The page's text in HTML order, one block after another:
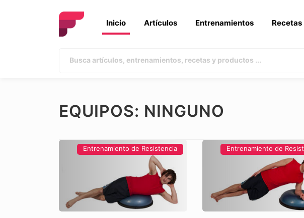
Inicio Artículos Entrenamientos Recetas
EQUIPOS: NINGUNO
Entrenamiento de Resistencia Entrenamiento de